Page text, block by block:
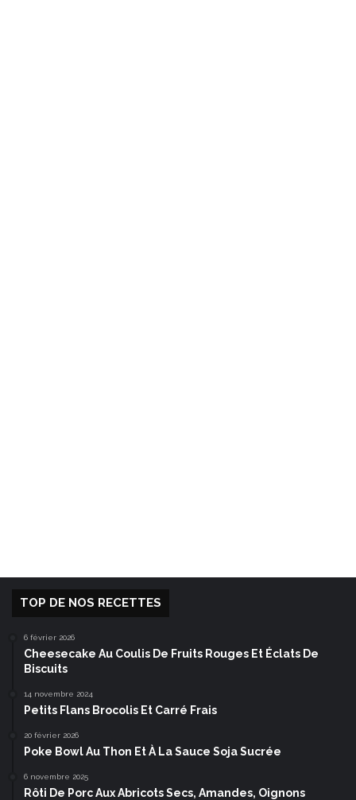
TOP DE NOS RECETTES
6 février 2026
Cheesecake Au Coulis De Fruits Rouges Et Éclats De
Biscuits
14 novembre 2024
Petits Flans Brocolis Et Carré Frais
20 février 2026
Poke Bowl Au Thon Et À La Sauce Soja Sucrée
6 novembre 2025
Rôti De Porc Aux Abricots Secs, Amandes, Oignons